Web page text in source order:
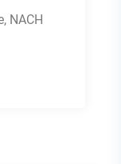
NACH